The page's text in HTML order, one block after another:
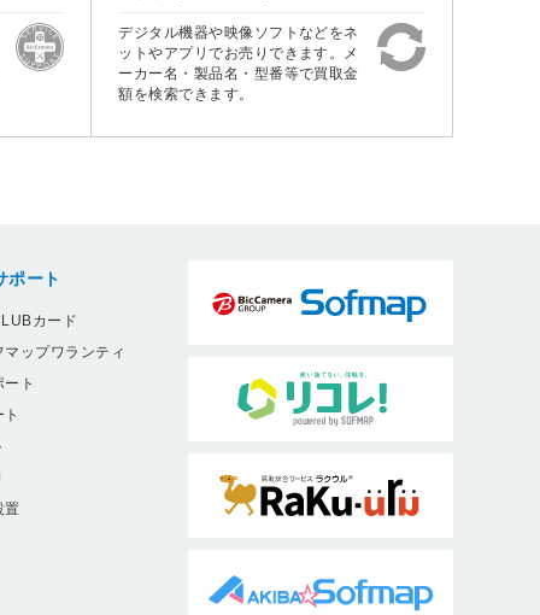
デジタル機器や映像ソフトなどをネ
ットやアプリでお売りできます。メ
ーカー名・製品名・型番等で買取金
額を検索できます。
ポート
カード
ップワランティ
ト
置